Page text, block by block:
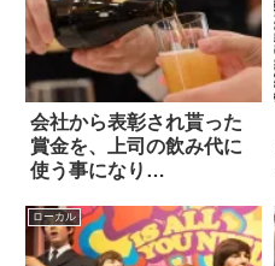
会社から表彰され貰った
賞金を、上司の飲み代に
使う事になり…
ローカル